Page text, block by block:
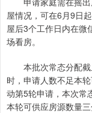
屋情况，可在6月9日
屋后3个工作日内在微
场看房。
本批次常态分配截
时，申请人数不足本
动第5轮申请，本次常
本轮可供应房源数量